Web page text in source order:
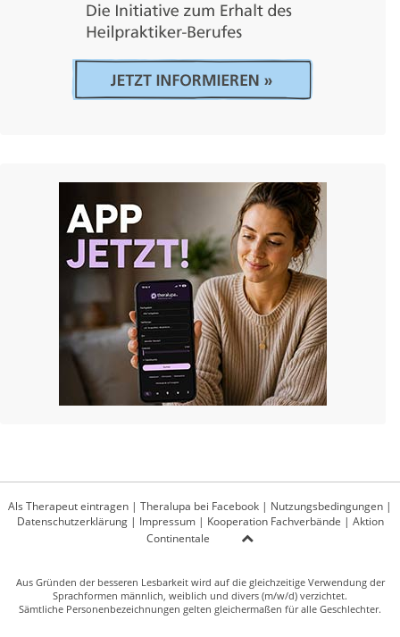
Als Therapeut eintragen | Theralupa bei Facebook | Nutzungsbedingungen |
Datenschutzerklärung| Impressum| Kooperation Fachverbände | Aktion
Continentale
Aus Gründen der besseren Lesbarkeit wird auf die gleichzeitige Verwendung der
Sprachformen männlich, weiblich und divers (m/w/d) verzichtet.
Sämtliche Personenbezeichnungen gelten gleichermaßen für alle Geschlechter.